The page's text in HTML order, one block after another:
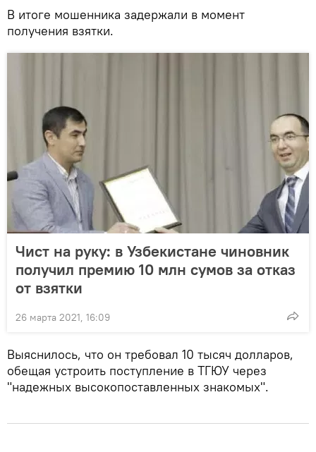
В итоге мошенника задержали в момент
получения взятки.
Чист на руку: в Узбекистане чиновник
получил премию 10 млн сумов за отказ
от взятки
26 марта 2021, 16:09
Выяснилось, что он требовал 10 тысяч долларов,
обещая устроить поступление в ТГЮУ через
"надежных высокопоставленных знакомых".